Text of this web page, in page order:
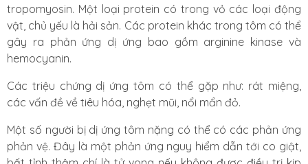
tropomyosin. Một loại protein có trong vỏ các loại động
vật, chủ yếu là hải sản. Các protein khác trong tôm có thể
gây ra phản ứng dị ứng bao gồm arginine kinase và
hemocyanin.
Các triệu chứng dị ứng tôm có thể gặp như: rát miệng,
các vấn đề về tiêu hóa, nghẹt mũi, nổi mẩn đỏ.
Một số người bị dị ứng tôm nặng có thể có các phản ứng
phản vệ. Đây là một phản ứng nguy hiểm dẫn tới co giật,